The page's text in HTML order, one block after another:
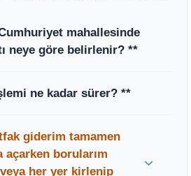
mahallesinde
neye göre belirlenir? **
türüne ve
şekilde belirlenmektedir.
ne kadar sürer? **
tıkanıklıklar
dakika arasında, hiçbir
açarken borularım
her yer kirlenip